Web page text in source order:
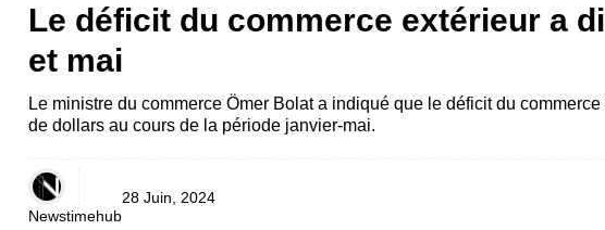
Le déficit du commerce extérieur a
et mai
Le ministre du commerce Ömer Bolat a indiqué que le déficit du
de dollars au cours de la période janvier-mai.
Newstimehub
28 Juin, 2024